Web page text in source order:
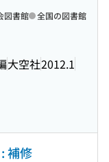
大空社2012.1
図書館 全国の図書館
補修